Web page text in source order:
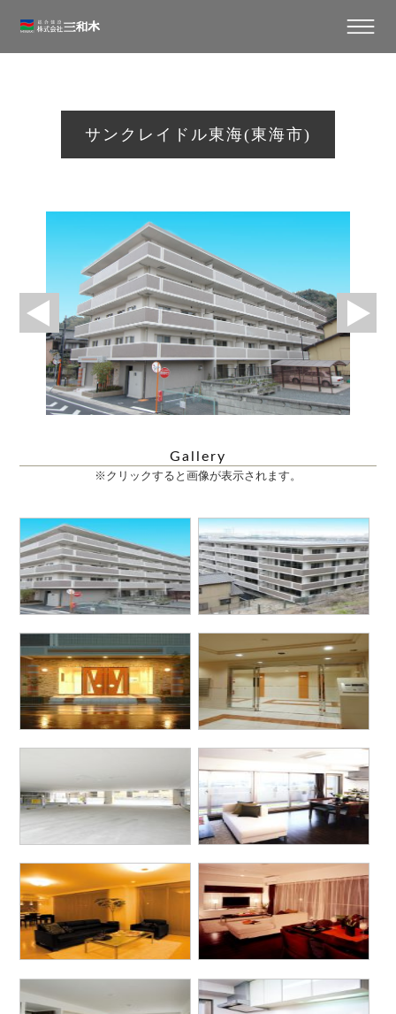
サンクレイドル東海(東海市)
Gallery
※クリックすると画像が表示されます。